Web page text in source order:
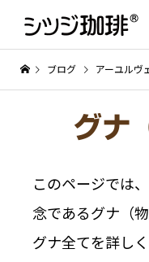
ブログ アーユルヴ
グナ
このページでは
念であるグナ（
グナ全てを詳し